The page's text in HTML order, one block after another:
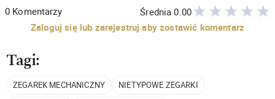
0 Komentarzy Średnia0.00
Zaloguj się lub zarejestruj aby zostawić komentarz
Tagi:
ZEGAREK MECHANICZNY
NIETYPOWE ZEGARKI